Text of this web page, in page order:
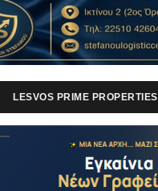
LESVOS PRIME PROPERTIES